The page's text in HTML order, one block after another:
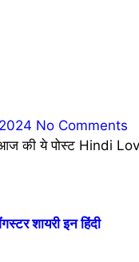
No Comments
ये पोस्ट Hindi
शायरी इन हिंदी